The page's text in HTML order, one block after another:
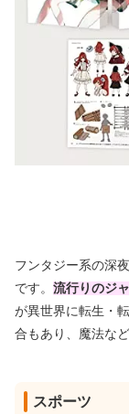
フンタジー系の深
です。 流行りのジ
が異世界に転生・
合もあり、魔法な
スポーツ